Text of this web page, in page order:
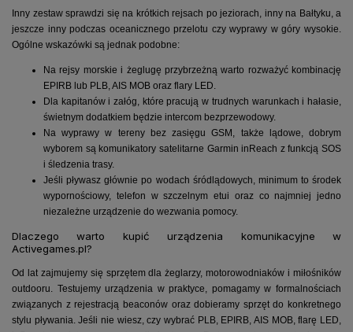
Inny zestaw sprawdzi się na krótkich rejsach po jeziorach, inny na Bałtyku, a
jeszcze inny podczas oceanicznego przelotu czy wyprawy w góry wysokie.
Ogólne wskazówki są jednak podobne:
Na rejsy morskie i żeglugę przybrzeżną warto rozważyć kombinację
EPIRB lub PLB, AIS MOB oraz flary LED.
Dla kapitanów i załóg, które pracują w trudnych warunkach i hałasie,
świetnym dodatkiem będzie intercom bezprzewodowy.
Na wyprawy w tereny bez zasięgu GSM, także lądowe, dobrym
wyborem są komunikatory satelitarne Garmin inReach z funkcją SOS
i śledzenia trasy.
Jeśli pływasz głównie po wodach śródlądowych, minimum to środek
wypornościowy, telefon w szczelnym etui oraz co najmniej jedno
niezależne urządzenie do wezwania pomocy.
Dlaczego warto kupić urządzenia komunikacyjne w
Activegames.pl?
Od lat zajmujemy się sprzętem dla żeglarzy, motorowodniaków i miłośników
outdooru. Testujemy urządzenia w praktyce, pomagamy w formalnościach
związanych z rejestracją beaconów oraz dobieramy sprzęt do konkretnego
stylu pływania. Jeśli nie wiesz, czy wybrać PLB, EPIRB, AIS MOB, flarę LED,